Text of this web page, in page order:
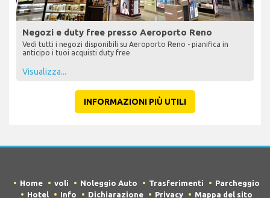
Negozi e duty free presso Aeroporto Reno
Vedi tutti i negozi disponibili su Aeroporto Reno - pianifica in
anticipo i tuoi acquisti duty free
Visualizza...
INFORMAZIONI PIÙ UTILI
Home voli Noleggio Auto Trasferimenti
Parcheggio
Hotel
Info Dichiarazione Privacy Mappa del sito